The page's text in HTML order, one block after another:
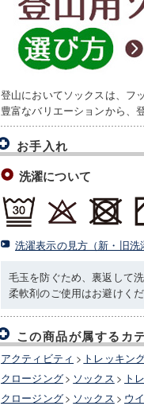
登山においてソックスは、フ
豊富なバリエーションから、
お手入れ
洗濯について
洗濯表示の見方（新・旧洗
毛玉を防ぐため、裏返して洗
柔軟剤のご使用はお避けくだ
この商品が属するカ
アクティビティ > トレッキン
クロージング> ソックス > ト
クロージング> ソックス > ウ